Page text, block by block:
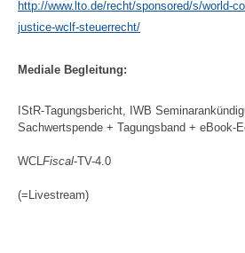
http://www.lto.de/recht/sponsored/s/world-
justice-wclf-steuerrecht/
Mediale Begleitung:
IStR-Tagungsbericht, IWB
Sachwertspende + Tagungsband + eBook-
WCL Fiscal-TV-4.0
(=Livestream)